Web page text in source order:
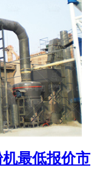
最低报价市